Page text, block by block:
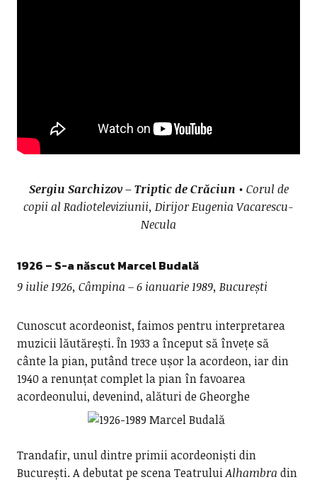
Sergiu Sarchizov – Triptic de Crăciun • Corul de
copii al Radioteleviziunii, Dirijor Eugenia Vacarescu-
Necula
1926 – S-a născut Marcel Budală
9 iulie 1926, Câmpina – 6 ianuarie 1989, București
Cunoscut acordeonist, faimos pentru interpretarea
muzicii lăutărești. În 1933 a început să învețe să
cânte la pian, putând trece ușor la acordeon, iar din
1940 a renunțat complet la pian în favoarea
acordeonului, devenind, alături de Gheorghe
Trandafir, unul dintre primii acordeoniști din
București. A debutat pe scena TeatruluiAlhambra din